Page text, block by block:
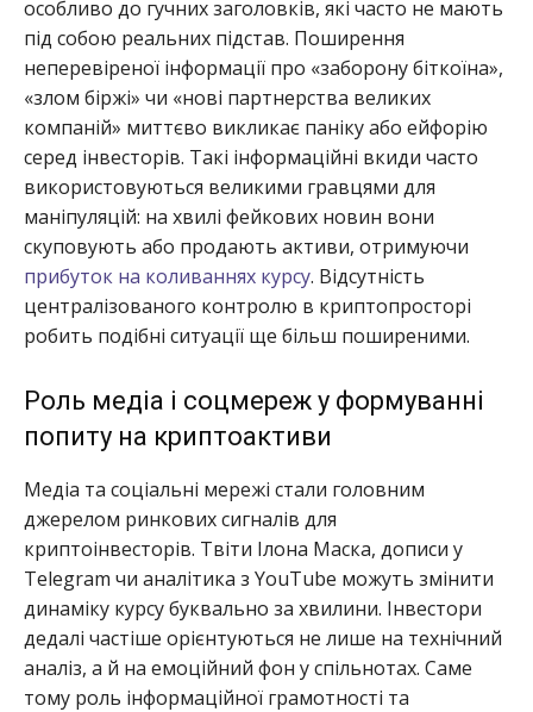
особливо до гучних заголовків, які часто не мають
під собою реальних підстав. Поширення
неперевіреної інформації про «заборону біткоїна»,
«злом біржі» чи «нові партнерства великих
компаній» миттєво викликає паніку або ейфорію
серед інвесторів. Такі інформаційні вкиди часто
використовуються великими гравцями для
маніпуляцій: на хвилі фейкових новин вони
скуповують або продають активи, отримуючи
прибуток на коливаннях курсу. Відсутність
централізованого контролю в криптопросторі
робить подібні ситуації ще більш поширеними.
Роль медіа і соцмереж у формуванні
попиту на криптоактиви
Медіа та соціальні мережі стали головним
джерелом ринкових сигналів для
криптоінвесторів. Твіти Ілона Маска, дописи у
Telegram чи аналітика з YouTube можуть змінити
динаміку курсу буквально за хвилини. Інвестори
дедалі частіше орієнтуються не лише на технічний
аналіз, а й на емоційний фон у спільнотах. Саме
тому роль інформаційної грамотності та